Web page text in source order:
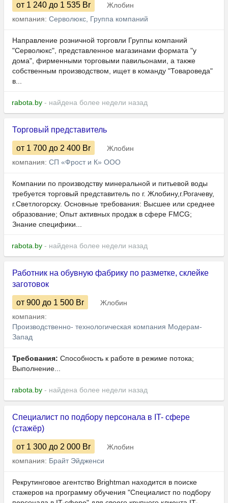
от 1 240 до 1 535 Br
Жлобин
компания: Серволюкс, Группа компаний
Направление розничной торговли Группы компаний
"Серволюкс", представленное магазинами формата "у
дома", фирменными торговыми павильонами, а также
собственным производством, ищет в команду "Товароведа"
в...
rabota.by - найдена более недели назад
Торговый представитель
от 1 700 до 2 400 Br
Жлобин
компания: СП «Фрост и К» ООО
Компании по производству минеральной и питьевой воды
требуется торговый представитель по г. Жлобину,г.Рогачеву,
г.Светлогорску. Основные требования: Высшее или среднее
образование; Опыт активных продаж в сфере FMCG;
Знание специфики...
rabota.by - найдена более недели назад
Работник на обувную фабрику по разметке, склейке
заготовок
от 900 до 1 500 Br
Жлобин
компания:
Производственно- технологическая компания Модерам-
Запад
Требования: Способность к работе в режиме потока;
Выполнение...
rabota.by - найдена более недели назад
Специалист по подбору персонала в IT- сфере
(стажёр)
от 1 300 до 2 000 Br
Жлобин
компания: Брайт Эйдженси
Рекрутинговое агентство Brightman находится в поиске
стажеров на программу обучения "Специалист по подбору